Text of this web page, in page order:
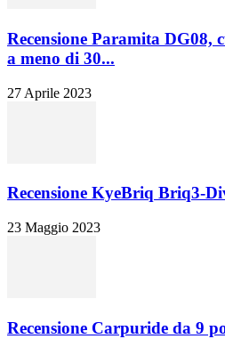
Recensione Paramita DG08,
a meno di 30...
27 Aprile 2023
Recensione KyeBriq Briq3-
23 Maggio 2023
Recensione Carpuride da 9